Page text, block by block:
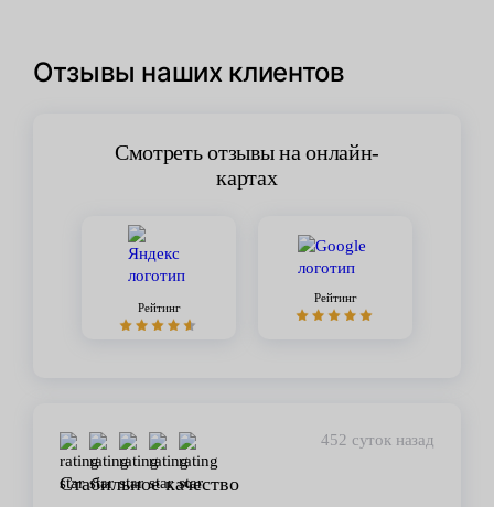
Отзывы наших клиентов
Смотреть отзывы на онлайн-
картах
Рейтинг
Рейтинг
452 суток назад
Стабильное качество